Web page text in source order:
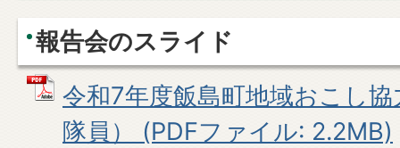
報告会のスライド
令和7年度飯島町地域おこし
隊員） (PDFファイル: 2.2MB)